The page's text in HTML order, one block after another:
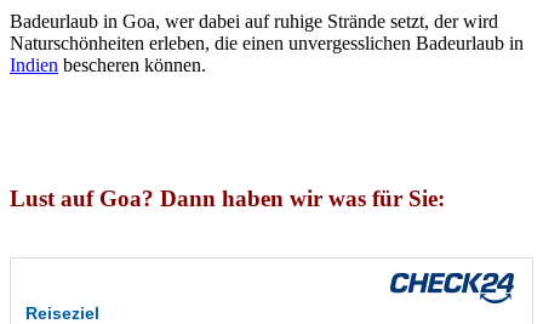
Badeurlaub in Goa, wer dabei auf ruhige Strände setzt, der wird
Naturschönheiten erleben, die einen unvergesslichen Badeurlaub in
Indien bescheren können.
Lust auf Goa? Dann haben wir was für Sie:
Reiseziel